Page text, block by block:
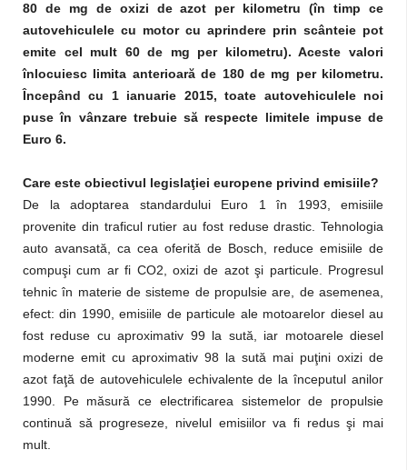
80 de mg de oxizi de azot per kilometru (în timp ce
autovehiculele cu motor cu aprindere prin scânteie pot
emite cel mult 60 de mg per kilometru). Aceste valori
înlocuiesc limita anterioară de 180 de mg per kilometru.
Începând cu 1 ianuarie 2015, toate autovehiculele noi
puse în vânzare trebuie să respecte limitele impuse de
Euro 6.
Care este obiectivul legislaţiei europene privind emisiile?
De la adoptarea standardului Euro 1 în 1993, emisiile
provenite din traficul rutier au fost reduse drastic. Tehnologia
auto avansată, ca cea oferită de Bosch, reduce emisiile de
compuşi cum ar fi CO2, oxizi de azot şi particule. Progresul
tehnic în materie de sisteme de propulsie are, de asemenea,
efect: din 1990, emisiile de particule ale motoarelor diesel au
fost reduse cu aproximativ 99 la sută, iar motoarele diesel
moderne emit cu aproximativ 98 la sută mai puţini oxizi de
azot faţă de autovehiculele echivalente de la începutul anilor
1990. Pe măsură ce electrificarea sistemelor de propulsie
continuă să progreseze, nivelul emisiilor va fi redus şi mai
mult.